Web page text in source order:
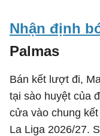
Nhận định
Palmas
Bán kết lượt đi,
tại sào huyệt của
cửa vào chung
La Liga 2026/27.